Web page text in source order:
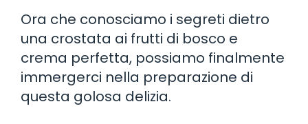
Ora che conosciamo i segreti dietro
una crostata ai frutti di bosco e
crema perfetta, possiamo finalmente
immergerci nella preparazione di
questa golosa delizia.